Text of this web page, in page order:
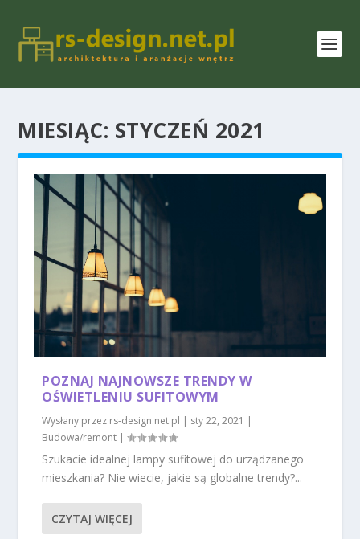
MIESIĄC: STYCZEŃ 2021
POZNAJ NAJNOWSZE TRENDY W
OŚWIETLENIU SUFITOWYM
Wysłany przez rs-design.net.pl | sty 22, 2021 |
Budowa/remont |
Szukacie idealnej lampy sufitowej do urządzanego
mieszkania? Nie wiecie, jakie są globalne trendy?...
CZYTAJ WIĘCEJ